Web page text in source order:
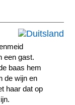
een gast.
baas hem
de wijn en
haar dat op